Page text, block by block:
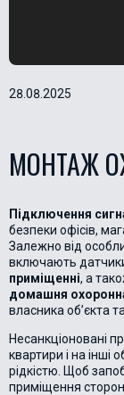
28.08.2025
МОНТАЖ
Підключення
безпеки офісів,
Залежно від
включають датчики
приміщенні, а
домашня
власника об’єкта
Несанкціоновані
квартири і на інші
рідкістю. Щоб
приміщення